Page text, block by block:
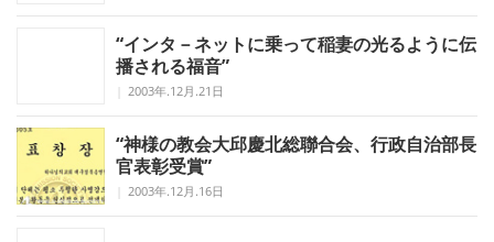
“インタ－ネットに乗って稲妻の光るように伝
播される福音”
2003年.12月.21日
“神様の教会大邱慶北総聯合会、行政自治部長
官表彰受賞”
2003年.12月.16日